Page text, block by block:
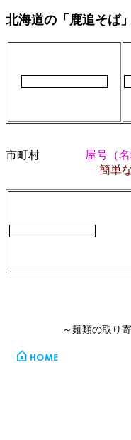
北海道の「鹿追そば」
市町村 屋号（名
簡単
～麺類の取り